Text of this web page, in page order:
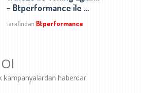
– Btperformance ile …
tarafından Btperformance
kampanyalardan haberdar